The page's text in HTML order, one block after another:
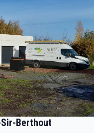
Berthout